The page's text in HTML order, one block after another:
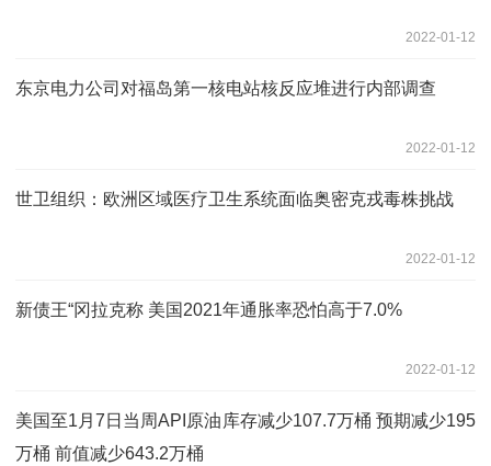
2022-01-12
东京电力公司对福岛第一核电站核反应堆进行内部调查
2022-01-12
世卫组织：欧洲区域医疗卫生系统面临奥密克戎毒株挑战
2022-01-12
新债王“冈拉克称 美国2021年通胀率恐怕高于7.0%
2022-01-12
美国至1月7日当周API原油库存减少107.7万桶 预期减少195
万桶 前值减少643.2万桶